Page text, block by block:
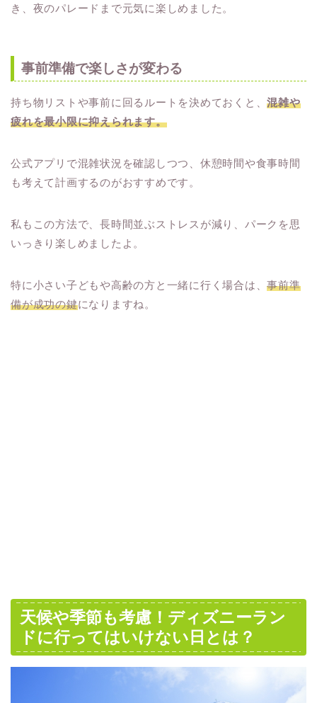
き、夜のパレードまで元気に楽しめました。
事前準備で楽しさが変わる
持ち物リストや事前に回るルートを決めておくと、混雑や
疲れを最小限に抑えられます。
公式アプリで混雑状況を確認しつつ、休憩時間や食事時間
も考えて計画するのがおすすめです。
私もこの方法で、長時間並ぶストレスが減り、パークを思
いっきり楽しめましたよ。
特に小さい子どもや高齢の方と一緒に行く場合は、事前準
備が成功の鍵になりますね。
天候や季節も考慮！ディズニーラン
ドに行ってはいけない日とは？